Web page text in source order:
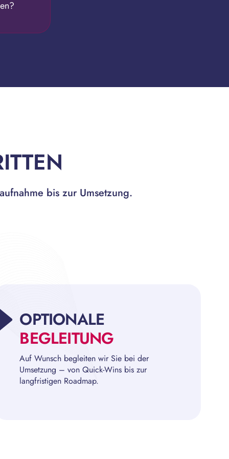
bis zur Umsetzung.
OPTIONALE
BEGLEITUNG
Auf Wunsch begleiten wir Sie bei der
Umsetzung – von Quick-Wins bis zur
langfristigen Roadmap.